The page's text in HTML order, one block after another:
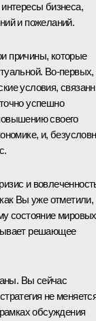
бизнеса,
и пожеланий.
причины, которые
Во‑первых,
условия,
успешно
своего
и,
и
Вы уже отметили,
состояние мировых
решающее
Вы сейчас
не
обсуждения